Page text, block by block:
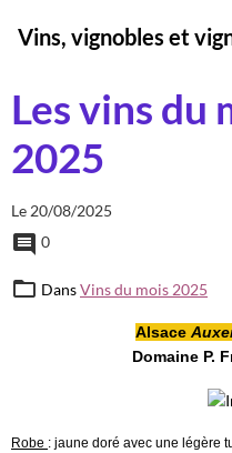
Vins, vignobles et
Les vins du
2025
Le 20/08/2025
0
DansVins du mois 2025
Alsace
Domaine P.
Robe : jaune doré avec une légère